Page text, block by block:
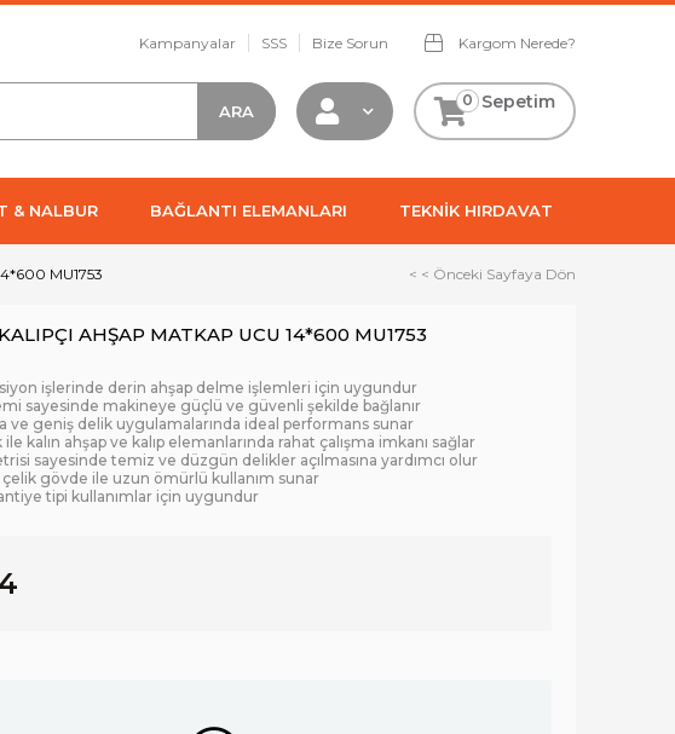
Kampanyalar SSS Bize Sorun Kargom Nerede?
Sepetim
0
& NALBUR BAĞLANTI ELEMANLARI TEKNİK HIRDAVAT
MU1753 < < Önceki Sayfaya Dön
AHŞAP MATKAP UCU 14*600 MU1753
işlerinde derin ahşap delme işlemleri için uygundur
sayesinde makineye güçlü ve güvenli şekilde bağlanır
ve geniş delik uygulamalarında ideal performans sunar
kalın ahşap ve kalıp elemanlarında rahat çalışma imkanı sağlar
sayesinde temiz ve düzgün delikler açılmasına yardımcı olur
çelik gövde ile uzun ömürlü kullanım sunar
tipi kullanımlar için uygundur